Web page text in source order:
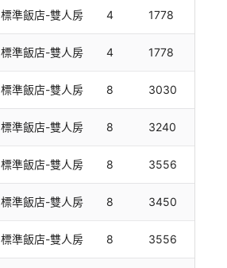
標準飯店-雙人房 4 1778
標準飯店-雙人房 4 1778
標準飯店-雙人房 8 3030
標準飯店-雙人房 8 3240
標準飯店-雙人房 8 3556
標準飯店-雙人房 8 3450
標準飯店-雙人房 8 3556